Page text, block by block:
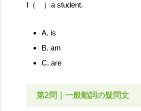
I（ ）a student.
A. is
B. am
C. are
第2問｜一般動詞の疑問文